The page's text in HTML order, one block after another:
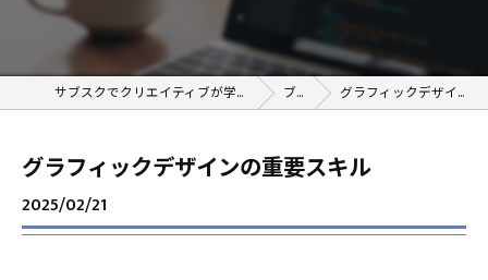
サブスクでクリエイティブが学べるオンラインスクール ブログ グラフィックデザインの重要スキル
グラフィックデザインの重要スキル
2025/02/21